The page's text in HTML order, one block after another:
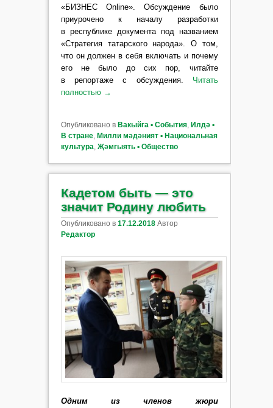
«БИЗНЕС Online». Обсуждение было
приурочено к началу разработки
в республике документа под названием
«Стратегия татарского народа». О том,
что он должен в себя включать и почему
его не было до сих пор, читайте
в репортаже с обсуждения.
Читать
полностью →
Опубликовано в Вакыйга ▪ События, Илдә ▪
В стране, Милли мәдәният ▪ Национальная
культура, Җәмгыять ▪ Общество
Кадетом быть — это
значит Родину любить
Опубликовано в 17.12.2018 Автор
Редактор
Одним из членов жюри